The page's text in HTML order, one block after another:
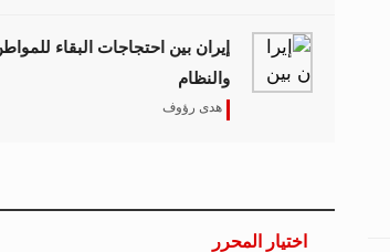
إيران بين احتجاجات البقاء
والنظام
هدى رؤوف
اختيار المحرر